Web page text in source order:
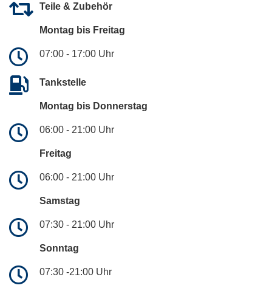
Teile & Zubehör
Montag bis Freitag
07:00 - 17:00 Uhr
Tankstelle
Montag bis Donnerstag
06:00 - 21:00 Uhr
Freitag
06:00 - 21:00 Uhr
Samstag
07:30 - 21:00 Uhr
Sonntag
07:30 -21:00 Uhr